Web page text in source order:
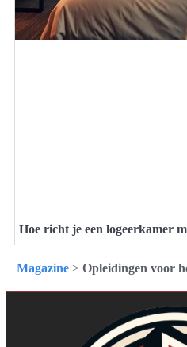
Hoe richt je een logeerkamer
Magazine > Opleidingen voor